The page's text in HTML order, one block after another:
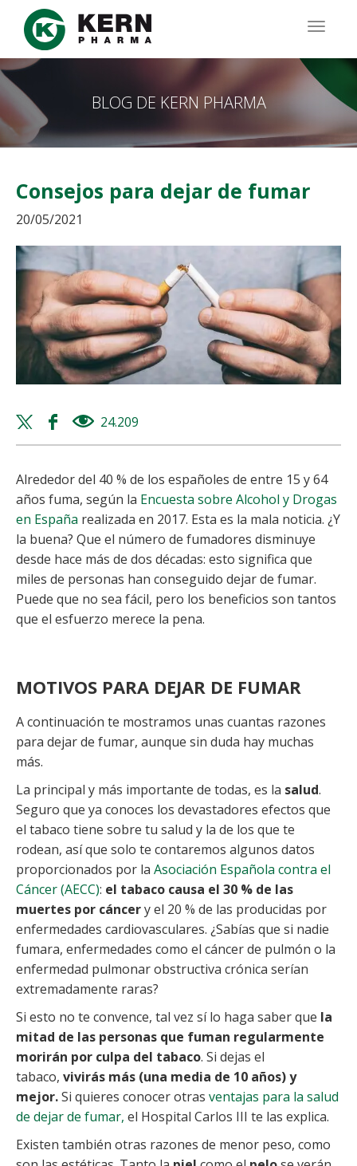
Pasar
contenido
principal
BLOG DE KERN PHARMA
Consejos para dejar de fumar
20/05/2021
Twitter
share
Facebook
share
24.209
Alrededor del 40 % de los españoles de entre 15 y 64
años fuma, según la Encuesta sobre Alcohol y Drogas
en España realizada en 2017. Esta es la mala noticia. ¿Y
la buena? Que el número de fumadores disminuye
desde hace más de dos décadas: esto significa que
miles de personas han conseguido dejar de fumar.
Puede que no sea fácil, pero los beneficios son tantos
que el esfuerzo merece la pena.
MOTIVOS PARA DEJAR DE FUMAR
A continuación te mostramos unas cuantas razones
para dejar de fumar, aunque sin duda hay muchas
más.
La principal y más importante de todas, es la salud.
Seguro que ya conoces los devastadores efectos que
el tabaco tiene sobre tu salud y la de los que te
rodean, así que solo te contaremos algunos datos
proporcionados por la Asociación Española contra el
Cáncer (AECC): el tabaco causa el 30 % de las
muertes por cáncery el 20 % de las producidas por
enfermedades cardiovasculares. ¿Sabías que si nadie
fumara, enfermedades como el cáncer de pulmón o la
enfermedad pulmonar obstructiva crónica serían
extremadamente raras?
Si esto no te convence, tal vez sí lo haga saber que la
mitad de las personas que fuman regularmente
morirán por culpa del tabaco. Si dejas el
tabaco, vivirás más (una media de 10 años) y
mejor.Si quieres conocer otras ventajas para la salud
de dejar de fumar, el Hospital Carlos III te las explica.
Existen también otras razones de menor peso, como